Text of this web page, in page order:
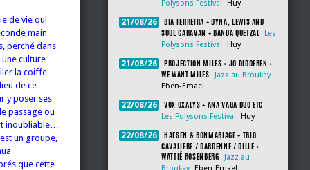
de vie qui
main
perché dans
culture
la coiffe
de ce
y poser ses
passage ou
inoubliable…
un groupe,
que cette
Polysons Festival
Huy
21/08/26
BIA FERREIRA + DYNA, LEWIS AND
SOUL CARAVAN + BANDA QUETZAL
Les
Polysons Festival
Huy
21/08/26
PROJECTION MILES + JO DIDDEREN +
WE WANT MILES
Jazz au Broukay
Eben-Emael
22/08/26 VOX OXALYS + ANA VAGA DUO ETC
Les Polysons Festival Huy
22/08/26
HAESEN & BONMARIAGE + TRIO
CAVALIERE / DARDENNE / DILLE +
WATTIÉ ROSENBERG
Jazz au